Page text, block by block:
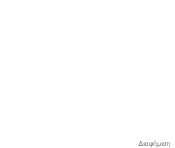
- Διαφήμιση -